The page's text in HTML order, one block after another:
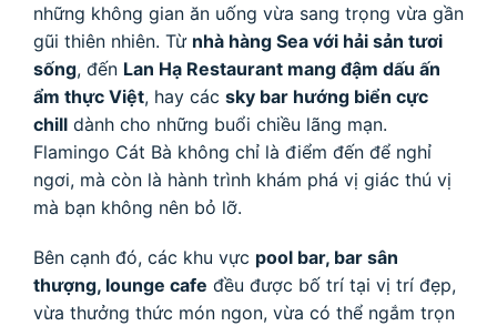
những không gian ăn uống vừa sang trọng vừa gần
gũi thiên nhiên. Từ nhà hàng Sea với hải sản tươi
sống, đến Lan Hạ Restaurant mang đậm dấu ấn
ẩm thực Việt, hay các sky bar hướng biển cực
chill dành cho những buổi chiều lãng mạn.
Flamingo Cát Bà không chỉ là điểm đến để nghỉ
ngơi, mà còn là hành trình khám phá vị giác thú vị
mà bạn không nên bỏ lỡ.
Bên cạnh đó, các khu vực pool bar, bar sân
thượng, lounge cafe đều được bố trí tại vị trí đẹp,
vừa thưởng thức món ngon, vừa có thể ngắm trọn